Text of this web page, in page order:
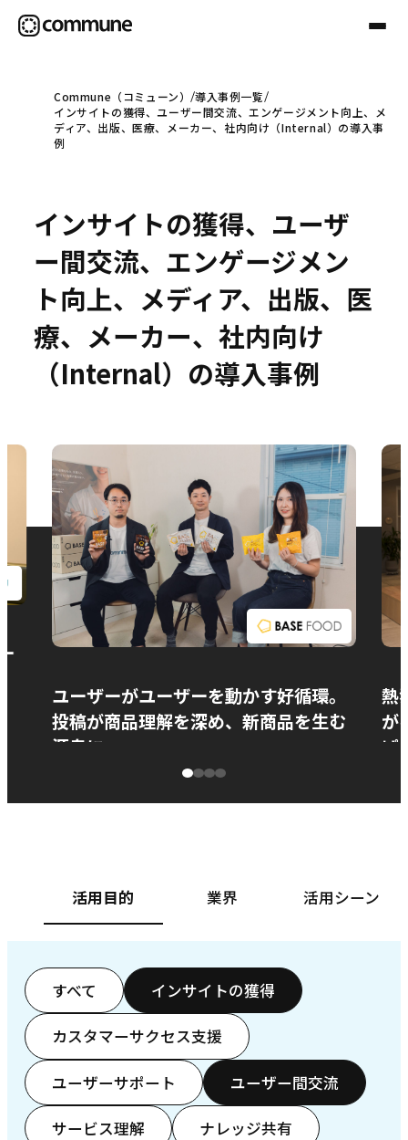
Communeについて
事例
セミナー
お役立ち情報
お問い合わせ
Commune（コミューン）
導入事例一覧
インサイトの獲得、ユーザー間交流、エンゲージメント向上、メ
ディア、出版、医療、メーカー、社内向け（Internal）の導入事
例
インサイトの獲得、ユーザ
ー間交流、エンゲージメン
ト向上、メディア、出版、医
療、メーカー、社内向け
（Internal）の導入事例
ユーザーがユーザーを動かす好循環。
投稿が商品理解を深め、新商品を生む
源泉に
熱
が
ぱ
活用目的 業界 活用シーン
すべて インサイトの獲得
カスタマーサクセス支援
ユーザーサポート ユーザー間交流
サービス理解 ナレッジ共有